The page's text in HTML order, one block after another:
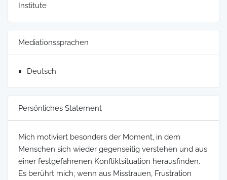
Institute
Mediationssprachen
Deutsch
Persönliches Statement
Mich motiviert besonders der Moment, in dem
Menschen sich wieder gegenseitig verstehen und aus
einer festgefahrenen Konfliktsituation herausfinden.
Es berührt mich, wenn aus Misstrauen, Frustration